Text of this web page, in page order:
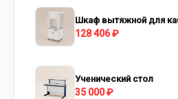
Шкаф вытяжной для
128 406 ₽
Ученический стол
35 000 ₽